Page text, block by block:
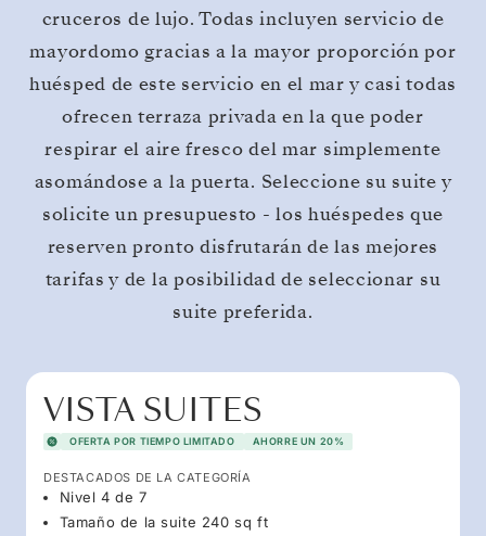
cruceros de lujo. Todas incluyen servicio de
mayordomo gracias a la mayor proporción por
huésped de este servicio en el mar y casi todas
ofrecen terraza privada en la que poder
respirar el aire fresco del mar simplemente
asomándose a la puerta. Seleccione su suite y
solicite un presupuesto - los huéspedes que
reserven pronto disfrutarán de las mejores
tarifas y de la posibilidad de seleccionar su
suite preferida.
VISTA SUITES
OFERTA POR TIEMPO LIMITADO AHORRE UN 20%
DESTACADOS DE LA CATEGORÍA
Nivel 4 de 7
Tamaño de la suite 240 sq ft